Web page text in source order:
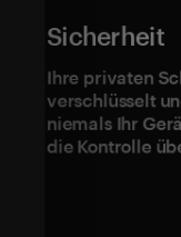
Sicherheit
Ihre privaten
verschlüsselt
niemals Ihr
die Kontrolle